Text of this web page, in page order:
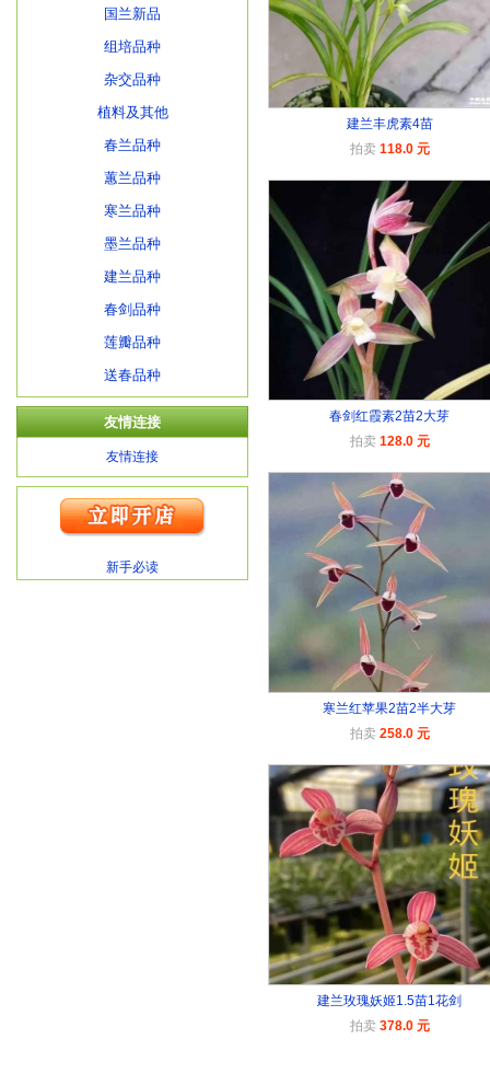
国兰新品
组培品种
杂交品种
植料及其他
春兰品种
蕙兰品种
寒兰品种
墨兰品种
建兰品种
春剑品种
莲瓣品种
送春品种
友情连接
友情连接
新手必读
建兰丰虎素4苗
拍卖 118.0 元
春剑红霞素2苗2大芽
拍卖 128.0 元
寒兰红苹果2苗2半大芽
拍卖 258.0 元
建兰玫瑰妖姬1.5苗1花剑
拍卖 378.0 元